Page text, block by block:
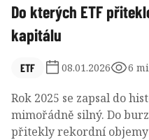
Do kterých ETF
kapitálu
ETF 08.01.2026 6
Rok 2025 se zapsal do
mimořádně silný. Do
přitekly rekordní